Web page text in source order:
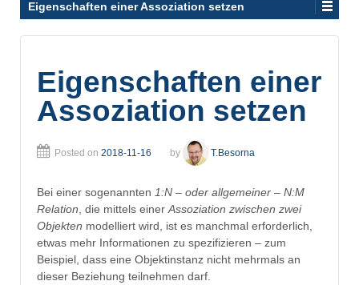
Eigenschaften einer Assoziation setzen
Eigenschaften einer
Assoziation setzen
Posted on 2018-11-16 by T.Besorna
Bei einer sogenannten 1:N – oder allgemeiner – N:M
Relation , die mittels einer Assoziation zwischen zwei
Objekten modelliert wird, ist es manchmal erforderlich,
etwas mehr Informationen zu spezifizieren – zum
Beispiel, dass eine Objektinstanz nicht mehrmals an
dieser Beziehung teilnehmen darf.